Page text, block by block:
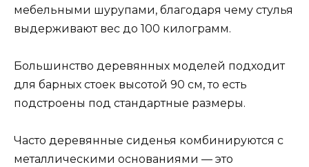
мебельными шурупами, благодаря чему стулья
выдерживают вес до 100 килограмм.
Большинство деревянных моделей подходит
для барных стоек высотой 90 см, то есть
подстроены под стандартные размеры.
Часто деревянные сиденья комбинируются с
металлическими основаниями — это